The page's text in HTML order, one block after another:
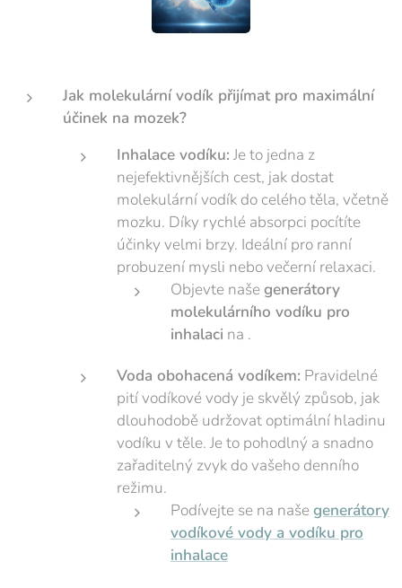
Jak molekulární vodík přijímat pro maximální
účinek na mozek?
Inhalace vodíku: Je to jedna z
nejefektivnějších cest, jak dostat
molekulární vodík do celého těla, včetně
mozku. Díky rychlé absorpci pocítíte
účinky velmi brzy. Ideální pro ranní
probuzení mysli nebo večerní relaxaci.
Objevte našegenerátory
molekulárního vodíku pro
inhalaci na .
Voda obohacená vodíkem: Pravidelné
pití vodíkové vody je skvělý způsob, jak
dlouhodobě udržovat optimální hladinu
vodíku v těle. Je to pohodlný a snadno
zařaditelný zvyk do vašeho denního
režimu.
Podívejte se na našegenerátory
vodíkové vody a vodíku pro
inhalace